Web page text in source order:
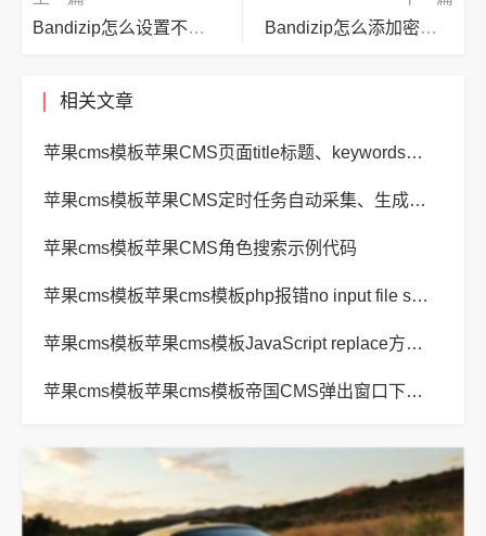
Bandizip怎么设置不通知更新？Bandizip设置不通知更新教程
Bandizip怎么添加密码管理？Bandizip添加密码管理教程
相关文章
苹果cms模板苹果CMS页面title标题、keywords关键词、description描述SEO优化
苹果cms模板苹果CMS定时任务自动采集、生成、推送
苹果cms模板苹果CMS角色搜索示例代码
苹果cms模板苹果cms模板php报错no input file specified解决方法
苹果cms模板苹果cms模板JavaScript replace方法替换字符串空格方法
苹果cms模板苹果cms模板帝国CMS弹出窗口下载方式改为点击链接直接下载教程